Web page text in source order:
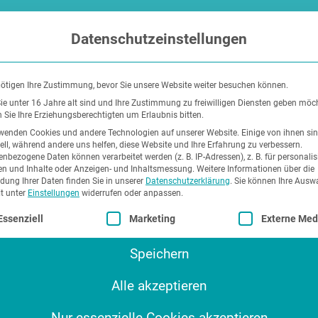
Datenschutzeinstellungen
Ihre Zustimmung, bevor Sie unsere Website weiter besuchen können.
unter 16 Jahre alt sind und Ihre Zustimmung zu freiwilligen Diensten geben
Sie Ihre Erziehungsberechtigten um Erlaubnis bitten.
Cookies und andere Technologien auf unserer Website. Einige von ihnen
während andere uns helfen, diese Website und Ihre Erfahrung zu verbessern.
Daten können verarbeitet werden (z. B. IP-Adressen), z. B. für
und Inhalte oder Anzeigen- und Inhaltsmessung. Weitere Informationen über die
Ihrer Daten finden Sie in unserer Datenschutzerklärung. Sie können Ihre
unter Einstellungen widerrufen oder anpassen.
eine Liste der Service-Gruppen, für die eine
Marketing Externe
Speichern
Alle akzeptieren